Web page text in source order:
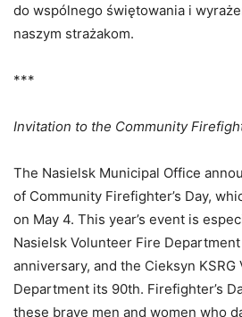
do wspólnego świętowania i
naszym strażakom.
***
Invitation to the Community
The Nasielsk Municipal Office
of Community Firefighter’s Day,
on May 4. This year’s event is
Nasielsk Volunteer Fire
anniversary, and the Cieksyn KSRG
Department its 90th. Firefighter’s
these brave men and women who